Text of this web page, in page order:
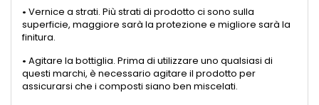
• Vernice a strati. Più strati di prodotto ci sono sulla
superficie, maggiore sarà la protezione e migliore sarà la
finitura.
• Agitare la bottiglia. Prima di utilizzare uno qualsiasi di
questi marchi, è necessario agitare il prodotto per
assicurarsi che i composti siano ben miscelati.